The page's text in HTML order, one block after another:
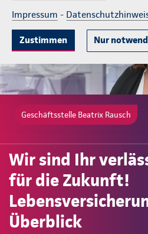
Impressum -
Zustimmen Nur
Geschäftsstelle Beatrix Rausch
Wir sind Ihr
für die Zukunft!
Überblick